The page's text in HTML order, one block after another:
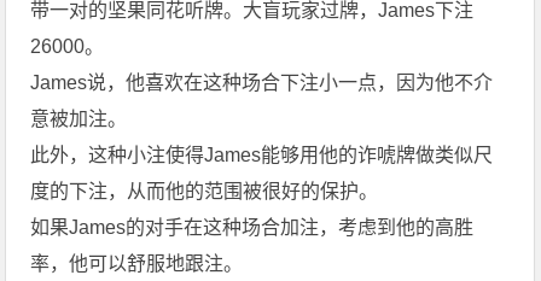
带一对的坚果同花听牌。大盲玩家过牌，James下注
26000。
James说，他喜欢在这种场合下注小一点，因为他不介
意被加注。
此外，这种小注使得James能够用他的诈唬牌做类似尺
度的下注，从而他的范围被很好的保护。
如果James的对手在这种场合加注，考虑到他的高胜
率，他可以舒服地跟注。